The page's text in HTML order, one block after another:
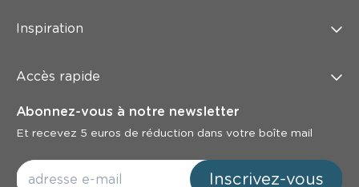
Inspiration
Accès rapide
Abonnez-vous à notre newsletter
Et recevez 5 euros de réduction dans votre boîte mail
Inscrivez-vous